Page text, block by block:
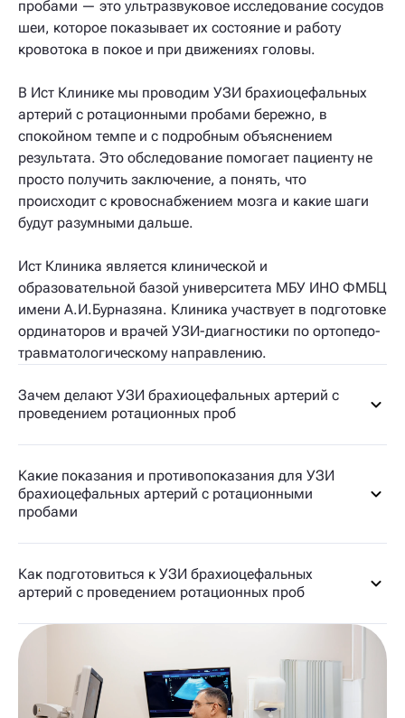
пробами — это ультразвуковое исследование сосудов
шеи, которое показывает их состояние и работу
кровотока в покое и при движениях головы.
В Ист Клинике мы проводим УЗИ брахиоцефальных
артерий с ротационными пробами бережно, в
спокойном темпе и с подробным объяснением
результата. Это обследование помогает пациенту не
просто получить заключение, а понять, что
происходит с кровоснабжением мозга и какие шаги
будут разумными дальше.
Ист Клиника является клинической и
образовательной базой университета МБУ ИНО ФМБЦ
имени А.И.Бурназяна. Клиника участвует в подготовке
ординаторов и врачей УЗИ-диагностики по ортопедо-
травматологическому направлению.
Зачем делают УЗИ брахиоцефальных артерий с
проведением ротационных проб
Какие показания и противопоказания для УЗИ
брахиоцефальных артерий с ротационными
пробами
Как подготовиться к УЗИ брахиоцефальных
артерий с проведением ротационных проб